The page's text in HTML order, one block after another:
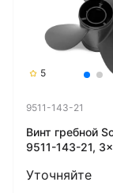
5
9511-143-21
Винт гребной
9511-143-21,
Уточняйте